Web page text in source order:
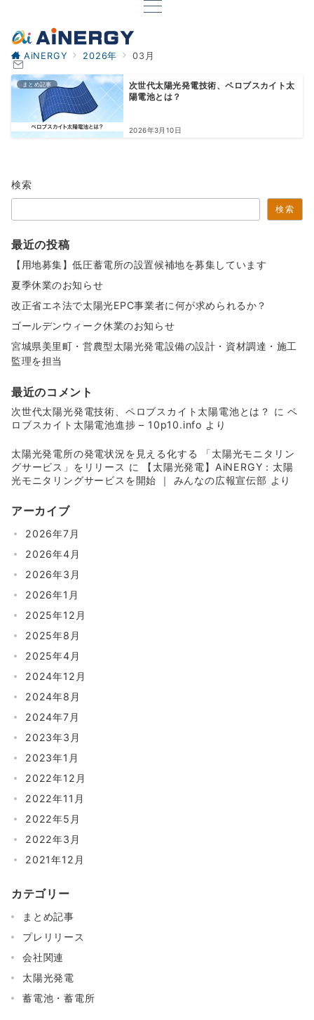
AiNERGY 2026年 03月
まとめ記事
次世代太陽光発電技術、ペロブスカイト太
陽電池とは？
2026年3月10日
検索
検索
最近の投稿
【用地募集】低圧蓄電所の設置候補地を募集しています
夏季休業のお知らせ
改正省エネ法で太陽光EPC事業者に何が求められるか？
ゴールデンウィーク休業のお知らせ
宮城県美里町・営農型太陽光発電設備の設計・資材調達・施工
監理を担当
最近のコメント
次世代太陽光発電技術、ペロブスカイト太陽電池とは？ にペ
ロブスカイト太陽電池進捗 – 10p10.info より
太陽光発電所の発電状況を見える化する 「太陽光モニタリン
グサービス」をリリース に
【太陽光発電】AiNERGY：太陽
光モニタリングサービスを開始 ｜ みんなの広報宣伝部 より
アーカイブ
2026年7月
2026年4月
2026年3月
2026年1月
2025年12月
2025年8月
2025年4月
2024年12月
2024年8月
2024年7月
2023年3月
2023年1月
2022年12月
2022年11月
2022年5月
2022年3月
2021年12月
カテゴリー
まとめ記事
プレリリース
会社関連
太陽光発電
蓄電池・蓄電所